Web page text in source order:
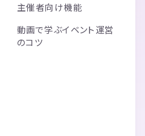
主催者向け機能
動画で学ぶイベント運営
のコツ